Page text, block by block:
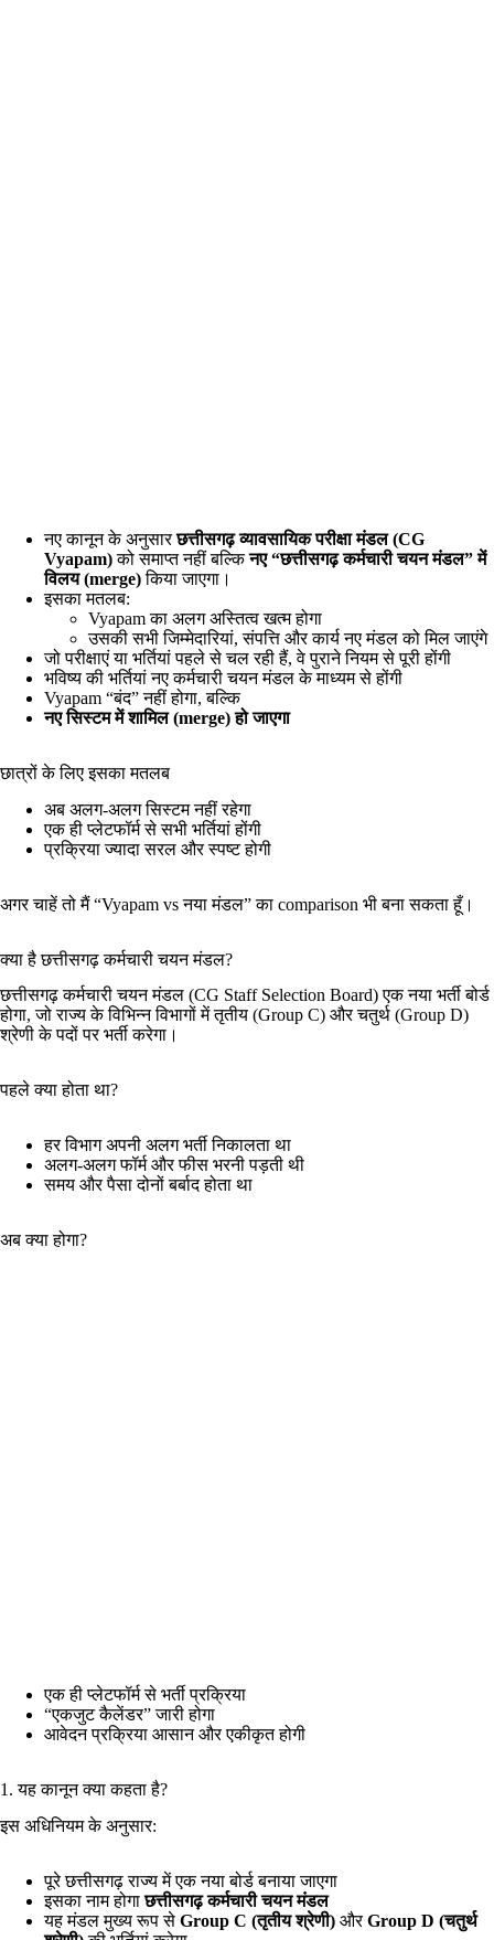
नए कानून के अनुसारछत्तीसगढ़ व्यावसायिक परीक्षा मंडल (CG
Vyapam)को समाप्त नहीं बल्किनए “छत्तीसगढ़ कर्मचारी चयन मंडल” में
विलय (merge)किया जाएगा।
इसका मतलब:
Vyapam का अलग अस्तित्व खत्म होगा
उसकी सभी जिम्मेदारियां, संपत्ति और कार्य नए मंडल को मिल जाएंगे
जो परीक्षाएं या भर्तियां पहले से चल रही हैं, वे पुराने नियम से पूरी होंगी
भविष्य की भर्तियां नए कर्मचारी चयन मंडल के माध्यम से होंगी
Vyapam “बंद” नहीं होगा, बल्कि
नए सिस्टम में शामिल (merge) हो जाएगा
छात्रों के लिए इसका मतलब
अब अलग-अलग सिस्टम नहीं रहेगा
एक ही प्लेटफॉर्म से सभी भर्तियां होंगी
प्रक्रिया ज्यादा सरल और स्पष्ट होगी
अगर चाहें तो मैं “Vyapam vs नया मंडल” का comparison भी बना सकता हूँ।
क्या है छत्तीसगढ़ कर्मचारी चयन मंडल?
छत्तीसगढ़ कर्मचारी चयन मंडल (CG Staff Selection Board) एक नया भर्ती बोर्ड
होगा, जो राज्य के विभिन्न विभागों में तृतीय (Group C) और चतुर्थ (Group D)
श्रेणी के पदों पर भर्ती करेगा।
पहले क्या होता था?
हर विभाग अपनी अलग भर्ती निकालता था
अलग-अलग फॉर्म और फीस भरनी पड़ती थी
समय और पैसा दोनों बर्बाद होता था
अब क्या होगा?
एक ही प्लेटफॉर्म से भर्ती प्रक्रिया
“एकजुट कैलेंडर” जारी होगा
आवेदन प्रक्रिया आसान और एकीकृत होगी
1. यह कानून क्या कहता है?
इस अधिनियम के अनुसार:
पूरे छत्तीसगढ़ राज्य में एक नया बोर्ड बनाया जाएगा
इसका नाम होगाछत्तीसगढ़ कर्मचारी चयन मंडल
यह मंडल मुख्य रूप से Group C (तृतीय श्रेणी) औरGroup D (चतुर्थ